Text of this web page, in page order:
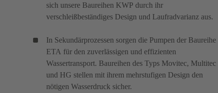
Tab)
sich unsere Baureihen KWP (öffnet
in
neuen
Tab)
durch ihr
verschleißbeständiges Design und Laufradvarianz aus.
In Sekundärprozessen sorgen die Pumpen der Baureihe
ETA (öffnet
in
einem
neuen
für den zuverlässigen und effizienten
Wassertransport. Baureihen des Typs Movitec(öffnet
in
, Multitec
und HG (öffnet
in
stellen mit ihrem mehrstufigen Design den
nötigen Wasserdruck sicher.